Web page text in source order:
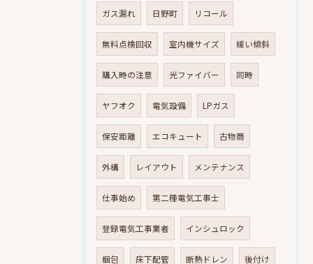
ガス漏れ 日野町 リコール
無料点検回収 室内機サイズ 緩い傾斜
購入時の注意 光ファイバー 同時
ヤフオク 電気設備 LPガス
保安距離 エコキュート 古物商
外構 レイアウト メンテナンス
仕事始め 第二種電気工事士
登録電気工事業者 インシュロック
梱包 床下配管 断熱ドレン 後付け